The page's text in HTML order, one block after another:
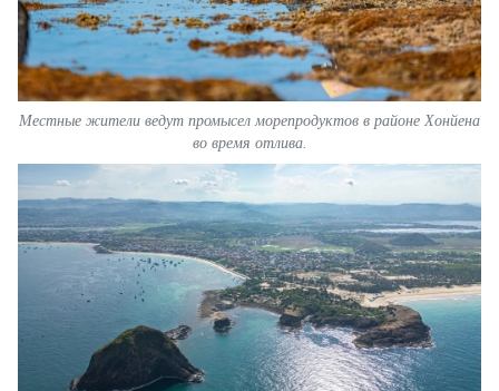
Местные жители ведут промысел морепродуктов в районе Хонйена
во время отлива.